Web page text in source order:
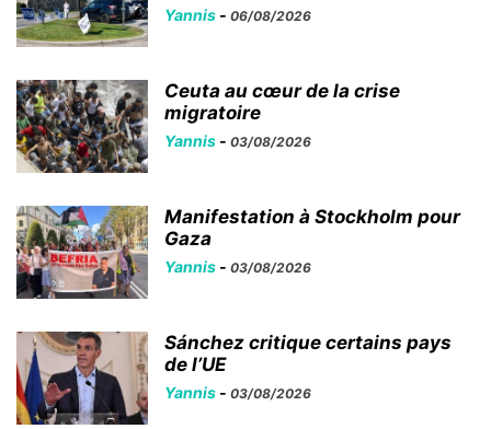
Yannis - 06/08/2026
Ceuta au cœur de la crise
migratoire
Yannis - 03/08/2026
Manifestation à Stockholm pour
Gaza
Yannis - 03/08/2026
Sánchez critique certains pays
de l’UE
Yannis - 03/08/2026